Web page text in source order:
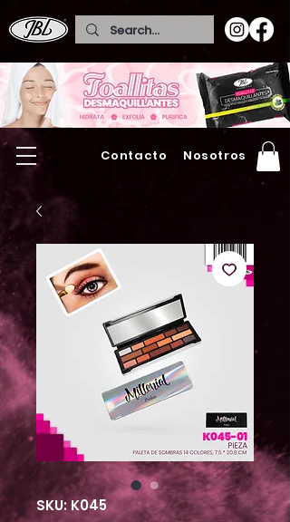
Contacto Nosotros
SKU: K045